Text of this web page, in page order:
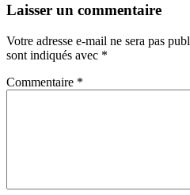
Laisser un commentaire
Votre adresse e-mail ne sera pas
sont indiqués avec *
Commentaire *